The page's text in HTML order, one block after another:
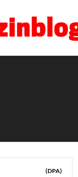
(DPA)